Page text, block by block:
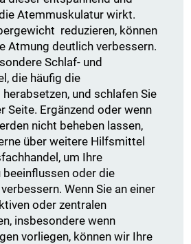
Atemmuskulatur wirkt.
reduzieren, können
Atmung deutlich verbessern.
Schlaf- und
die häufig die
und schlafen Sie
Seite. Ergänzend oder wenn
nicht beheben lassen,
über weitere Hilfsmittel
um Ihre
oder die
Wenn Sie an einer
oder zentralen
insbesondere wenn
vorliegen, können wir Ihre